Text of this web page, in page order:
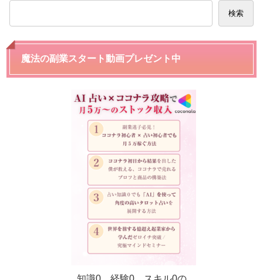
検索
魔法の副業スタート動画プレゼント中